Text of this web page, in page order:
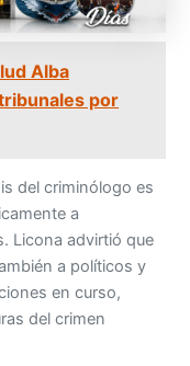
Alba
por
del criminólogo es
a
Licona advirtió que
a políticos y
en curso,
del crimen